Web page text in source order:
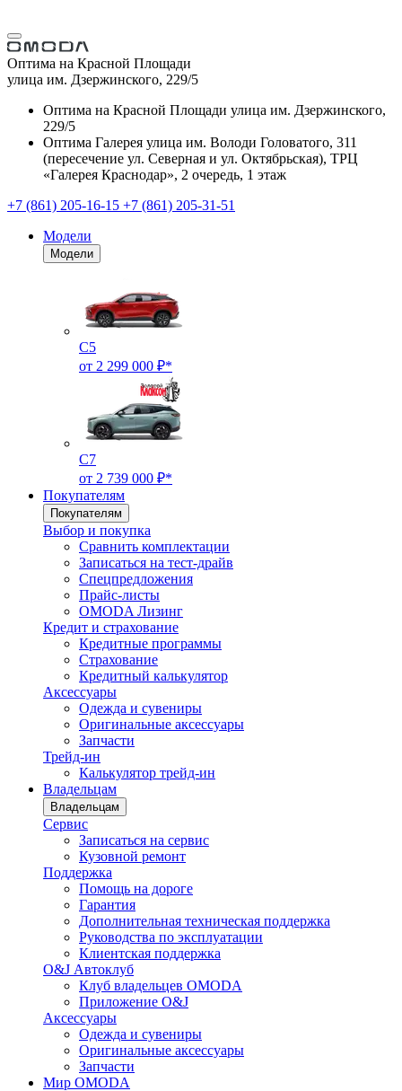
Оптима на Красной Площади
улица им. Дзержинского, 229/5
Оптима на Красной Площади улица им. Дзержинского,
229/5
Оптима Галерея улица им. Володи Головатого, 311
(пересечение ул. Северная и ул. Октябрьская), ТРЦ
«Галерея Краснодар», 2 очередь, 1 этаж
+7 (861) 205-16-15 +7 (861) 205-31-51
Модели
Модели
C5
от 2 299 000 ₽*
C7
от 2 739 000 ₽*
Покупателям
Покупателям
Выбор и покупка
Сравнить комплектации
Записаться на тест-драйв
Cпецпредложения
Прайс-листы
OMODA Лизинг
Кредит и страхование
Кредитные программы
Страхование
Кредитный калькулятор
Аксессуары
Одежда и сувениры
Оригинальные аксессуары
Запчасти
Трейд-ин
Калькулятор трейд-ин
Владельцам
Владельцам
Сервис
Записаться на сервис
Кузовной ремонт
Поддержка
Помощь на дороге
Гарантия
Дополнительная техническая поддержка
Руководства по эксплуатации
Клиентская поддержка
O&J Автоклуб
Клуб владельцев OMODA
Приложение O&J
Аксессуары
Одежда и сувениры
Оригинальные аксессуары
Запчасти
Мир OMODA